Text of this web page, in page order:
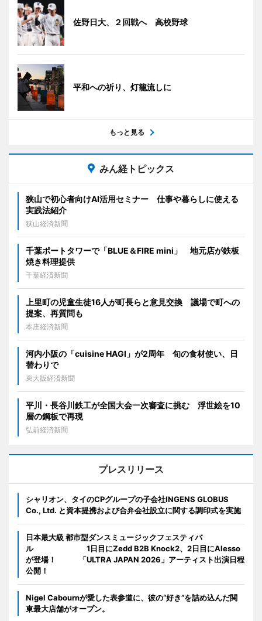
佐野日大、２回戦へ 高校野球
平和への祈り、灯籠流しに
もっと見る
みん経トピックス
狭山で初心者向けAI活用セミナー 仕事や暮らしに使える
実践法紹介
狭山経済新聞
千葉ポートタワーで「BLUE＆FIRE mini」 地元店が鉄板
焼き料理提供
千葉経済新聞
上里町の児童生徒16人が町長らと意見交換 議場で町への
提案、再質問も
本庄経済新聞
河内小阪の「cuisine HAGI」が2周年 旬の食材使い、日
替わりで
東大阪経済新聞
平川・長谷川鉄工が全国大会一次審査に挑む 浮世絵を10
層の鋼板で再現
弘前経済新聞
プレスリリース
シャリオン、タイのCPグループの子会社INGENS GLOBUS
Co., Ltd. と資本提携および合弁会社設立に関する調印式を実施
日本最大級 都市型ダンスミュージックフェスティバ
ル 1日目にZedd B2B Knock2、2日目にAlesso
が登場！ 「ULTRA JAPAN 2026」アーティスト出演日程
公開！
Nigel Cabournが愛した表参道に、彼の“好き”を詰め込んだ関
東最大店舗がオープン。